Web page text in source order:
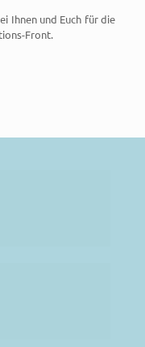
Ihnen und Euch für die
Front.